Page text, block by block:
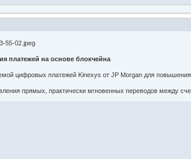
платежей на основе блокчейна
цифровых платежей Kinexys от JP Morgan для
прямых, практически мгновенных переводов между